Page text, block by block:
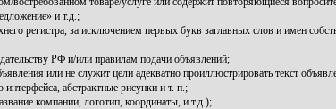
и т.д.;
регистра, за исключением первых букв заглавных слов и имен
РФ и/или правилам подачи объявлений;
или не служит цели адекватно проиллюстрировать текст
абстрактные рисунки и т. п.;
компании, логотип, координаты, и.т.д.);